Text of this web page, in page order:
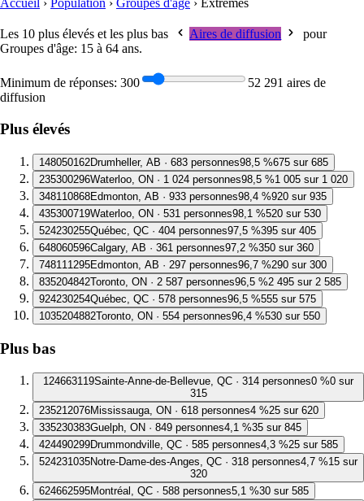
Accueil › Population › Groupes d'âge › Extrêmes
Les 10 plus élevés et les plus bas Aires de diffusion
pour
Groupes d'âge: 15 à 64 ans.
Minimum de réponses: 300
52 291 aires de
diffusion
Plus élevés
1 48050162Drumheller, AB · 683 personnes98,5 %675 sur 685
235300296Waterloo, ON · 1 024 personnes98,5 %1 005 sur 1 020
348110868Edmonton, AB · 933 personnes98,4 %920 sur 935
435300719Waterloo, ON · 531 personnes98,1 %520 sur 530
524230255Québec, QC · 404 personnes97,5 %395 sur 405
648060596Calgary, AB · 361 personnes97,2 %350 sur 360
748111295Edmonton, AB · 297 personnes96,7 %290 sur 300
835204842Toronto, ON · 2 587 personnes96,5 %2 495 sur 2 585
924230254Québec, QC · 578 personnes96,5 %555 sur 575
1035204882Toronto, ON · 554 personnes96,4 %530 sur 550
Plus bas
124663119Sainte-Anne-de-Bellevue, QC · 314 personnes0 %0 sur
315
235212076Mississauga, ON · 618 personnes4 %25 sur 620
335230383Guelph, ON · 849 personnes4,1 %35 sur 845
424490299Drummondville, QC · 585 personnes4,3 %25 sur 585
524231035Notre-Dame-des-Anges, QC · 318 personnes4,7 %15 sur
320
624662595Montréal, QC · 588 personnes5,1 %30 sur 585